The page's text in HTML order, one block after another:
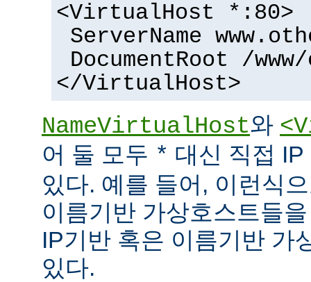
<VirtualHost *:80>
ServerName
DocumentRoot /
</VirtualHost>
NameVirtualHost와
어 둘 모두 * 대신 직접
있다. 예를 들어, 이런식
이름기반 가상호스트들
IP기반 혹은 이름기반 가
있다.